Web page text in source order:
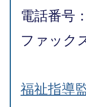
電話番号
ファック
福祉指導